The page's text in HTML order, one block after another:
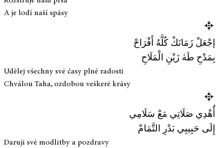
A je lodí naší spásy
إجْعَلْ زَمَانَكْ كُلَّهُ أَفْرَاحْ
بِمَدْحِ طَهٰ زَيْنِ الْمَلَاحِ
Udělej všechny své časy plné radosti
Chválou Taha, ozdobou veškeré krásy
أُهْدِي صَلَاتِي مَعْ سَلَامِي
إِلَى حَبِيبِي بَدْرِ التَّمَامْ
Daruji své modlitby a pozdravy